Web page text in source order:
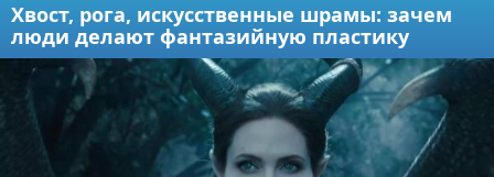
Хвост, рога, искусственные шрамы: зачем
люди делают фантазийную пластику